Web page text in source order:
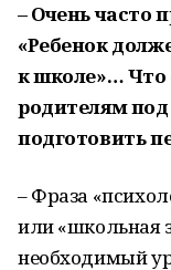
– Очень часто
«Ребенок
к школе»… Что
родителям
подготовить
– Фраза
или «школьная
необходимый